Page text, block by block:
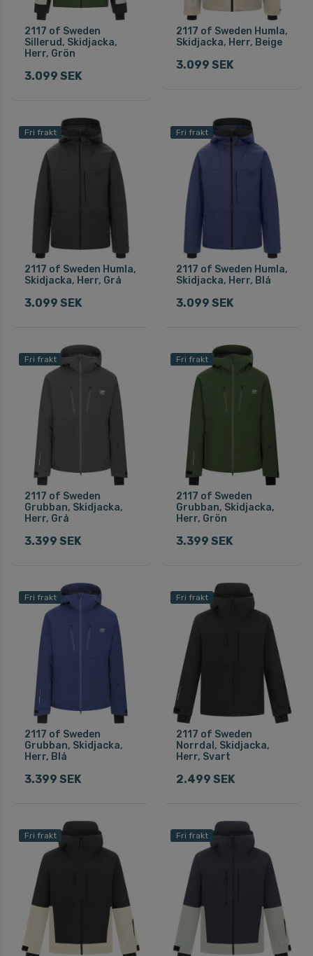
2117 of Sweden
Sillerud, Skidjacka,
Herr, Grön
3.099 SEK
2117 of Sweden Humla,
Skidjacka, Herr, Beige
3.099 SEK
Fri frakt
2117 of Sweden Humla,
Skidjacka, Herr, Grå
3.099 SEK
Fri frakt
2117 of Sweden Humla,
Skidjacka, Herr, Blå
3.099 SEK
Fri frakt
2117 of Sweden
Grubban, Skidjacka,
Herr, Grå
3.399 SEK
Fri frakt
2117 of Sweden
Grubban, Skidjacka,
Herr, Grön
3.399 SEK
Fri frakt
2117 of Sweden
Grubban, Skidjacka,
Herr, Blå
3.399 SEK
Fri frakt
2117 of Sweden
Norrdal, Skidjacka,
Herr, Svart
2.499 SEK
Fri frakt Fri frakt